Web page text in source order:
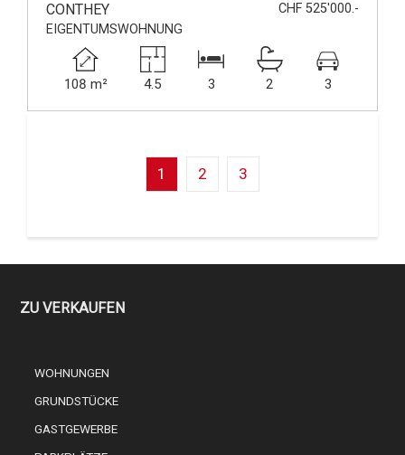
CONTHEY
CHF 525'000.-
EIGENTUMSWOHNUNG
108 m² 4.5 3 2 3
1 2 3
ZU VERKAUFEN
WOHNUNGEN
GRUNDSTÜCKE
GASTGEWERBE